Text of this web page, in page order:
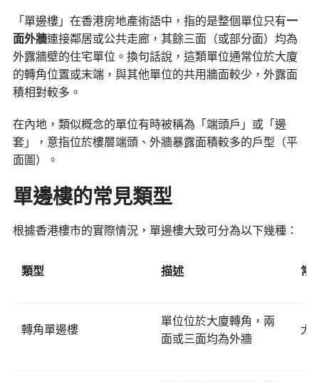
「單邊樓」在香港房地產術語中，指的是整個單位只有一
面外牆連接鄰居或公共走廊，其餘三面（或部分面）均為
外露牆壁的住宅單位。換句話說，這類單位通常位於大廈
的轉角位置或末端，與其他單位的共用牆面較少，外露面
積相對較多。
在內地，類似概念的單位有時被稱為「端頭戶」或「邊
套」，意指位於樓層端頭、外牆暴露面積較多的戶型（平
面圖）。
單邊樓的常見類型
根據香港樓市的實際情況，單邊樓大致可分為以下幾種：
類型 描述 常
轉角單邊樓
單位位於大廈轉角，兩
面或三面均為外牆
大